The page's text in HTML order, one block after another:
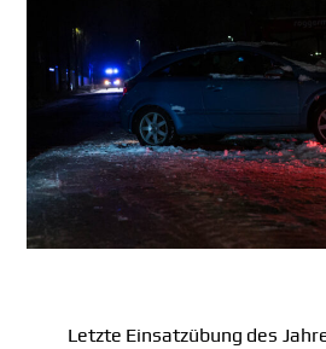
Letzte Einsatzübung des